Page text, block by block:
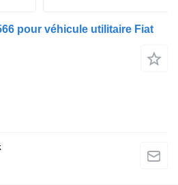
pour véhicule utilitaire Fiat